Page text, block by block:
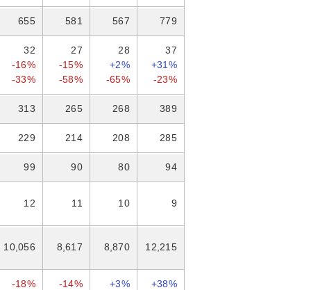
655 581 567 779
32
-16%
-33%
27
-15%
-58%
28
+2%
-65%
37
+31%
-23%
313 265 268 389
229 214 208 285
99 90 80 94
12 11 10 9
10,056 8,617 8,870 12,215
-18% -14% +3% +38%